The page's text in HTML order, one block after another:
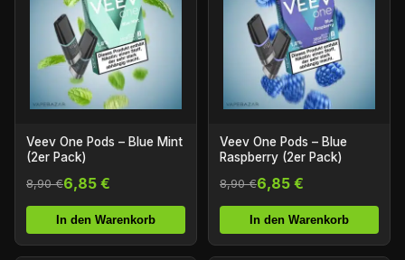
Veev One Pods – Blue Mint
(2er Pack)
8,90 €6,85 €
In den Warenkorb
Veev One Pods – Blue
Raspberry (2er Pack)
8,90 €6,85 €
In den Warenkorb